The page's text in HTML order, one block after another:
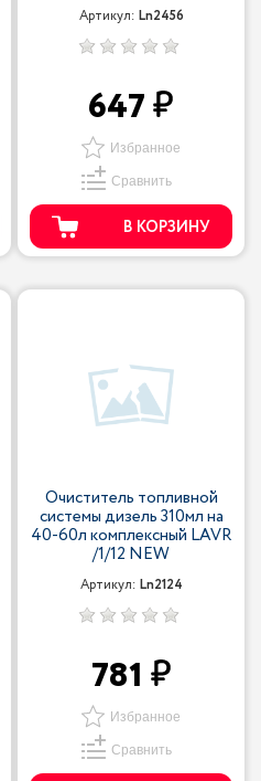
Артикул: Ln2456
647
Избранное
Сравнить
В КОРЗИНУ
Очиститель топливной
системы дизель 310мл на
40-60л комплексный LAVR
/1/12 NEW
Артикул: Ln2124
781
Избранное
Сравнить